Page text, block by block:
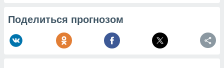
Поделиться прогнозом